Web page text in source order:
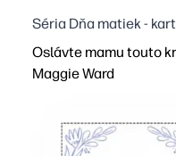
Séria Dňa matiek -
Oslávte mamu touto
Maggie Ward
V španielčine -